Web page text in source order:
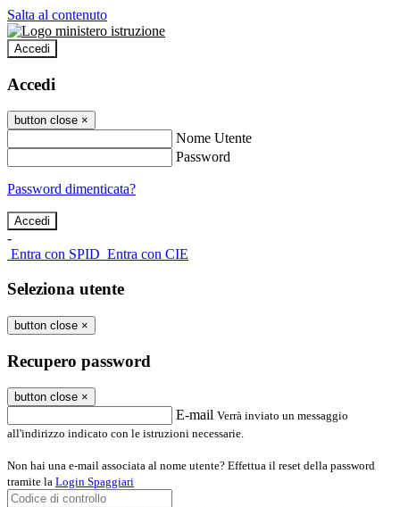
Salta al contenuto
Accedi
Accedi
button close ×
Nome Utente
Password
Password dimenticata?
-
Entra con SPID Entra con CIE
Seleziona utente
button close ×
Recupero password
button close ×
E-mail Verrà inviato un messaggio
all'indirizzo indicato con le istruzioni necessarie.
Non hai una e-mail associata al nome utente? Effettua il reset della password
tramite la Login Spaggiari